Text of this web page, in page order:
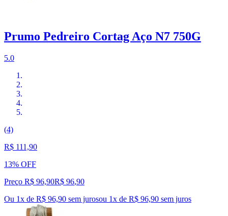
Prumo Pedreiro Cortag Aço N7 750G
5.0
(4)
R$ 111,90
13% OFF
Preço R$ 96,90R$ 96,90
Ou 1x de R$ 96,90 sem jurosou 1x de R$ 96,90 sem juros